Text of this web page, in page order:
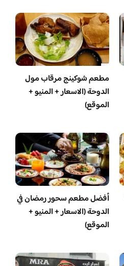
مطعم شوكينج مرقاب مول
الدوحة (الاسعار + المنيو +
الموقع)
أفضل مطعم سحور رمضان في
الدوحة (الاسعار + المنيو +
الموقع)